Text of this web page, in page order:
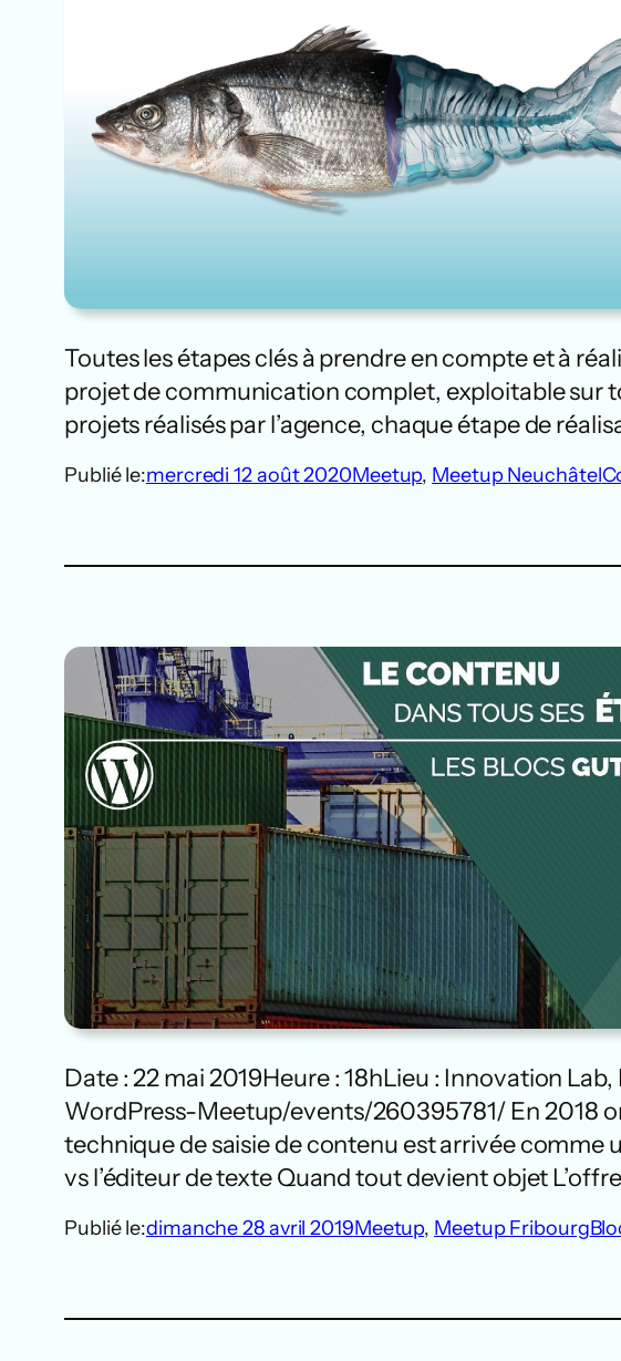
Toutes les étapes clés à prendre en compte et à
projet de communication complet, exploitable sur
projets réalisés par l’agence, chaque étape de
Publié le:mercredi 12 août 2020Meetup, Meetup Neuchâtel
Date : 22 mai 2019Heure : 18hLieu : Innovation
WordPress-Meetup/events/260395781/ En 2018
technique de saisie de contenu est arrivée comme
vs l’éditeur de texte Quand tout devient objet
Publié le:dimanche 28 avril 2019Meetup, Meetup Fribourg